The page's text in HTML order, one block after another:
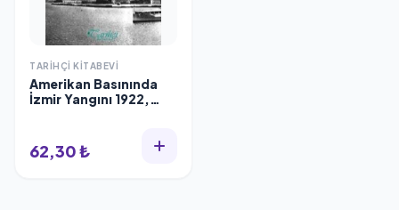
TARIHÇI KITABEVI
Amerikan Basınında
İzmir Yangını 1922,
Kitabevi
62,30 ₺